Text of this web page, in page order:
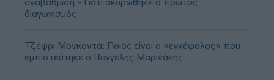
διαγωνισμός
Τζέφρι Μονκαντά: Ποιος είναι ο «εγκέφαλος» που
εμπιστεύτηκε ο Βαγγέλης Μαρινάκης